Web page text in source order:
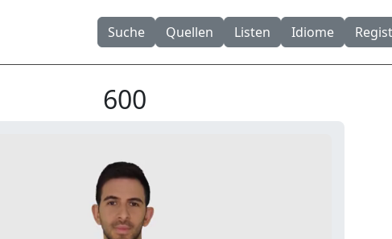
Suche Quellen Listen Idiome
600